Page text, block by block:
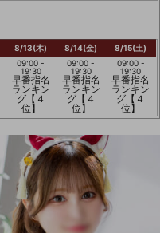
8/13(木)
09:00 -
19:30
早番指名
ランキン
グ【４
位】
8/14(金)
09:00 -
19:30
早番指名
ランキン
グ【４
位】
8/15(土)
09:00 -
19:30
早番指名
ランキン
グ【４
位】